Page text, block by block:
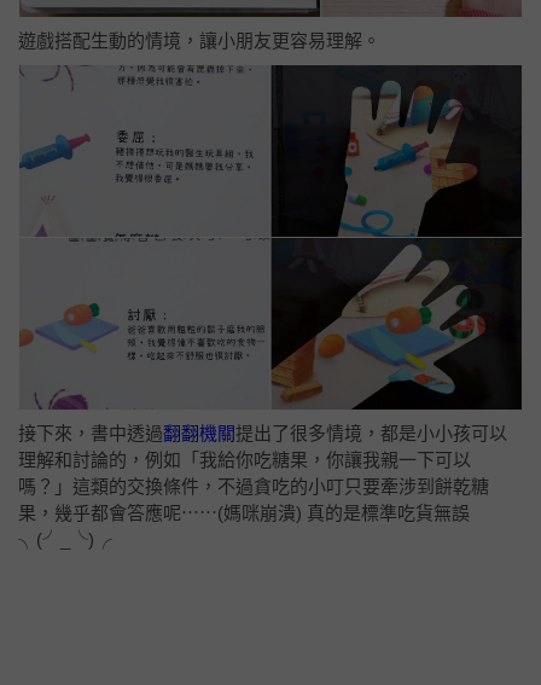
遊戲搭配生動的情境，讓小朋友更容易理解。
接下來，書中透過翻翻機關提出了很多情境，都是小小孩可以
理解和討論的，例如「我給你吃糖果，你讓我親一下可以
嗎？」這類的交換條件， 不過貪吃的小叮只要牽涉到餅乾糖
果，幾乎都會答應呢⋯⋯(媽咪崩潰) 真的是標準吃貨無誤
╮(╯_╰)╭